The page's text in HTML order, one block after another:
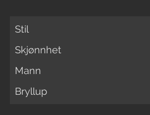
Stil
Skjønnhet
Mann
Bryllup